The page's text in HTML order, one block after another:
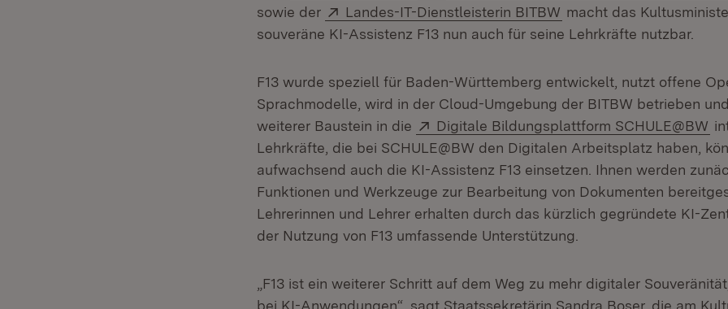
sowie der
Extern:
Landes-IT-Dienstleisterin BITBW (Öffnet in neuem
macht das
souveräne KI-Assistenz F13 nun auch für seine Lehrkräfte nutzbar.
F13 wurde speziell für Baden-Württemberg entwickelt, nutzt offene
Sprachmodelle, wird in der Cloud-Umgebung der BITBW betrieben
weiterer Baustein in die
Extern:
Digitale Bildungsplattform SCHULE@BW
Lehrkräfte, die bei SCHULE@BW den Digitalen Arbeitsplatz haben,
aufwachsend auch die KI-Assistenz F13 einsetzen. Ihnen werden
Funktionen und Werkzeuge zur Bearbeitung von Dokumenten
Lehrerinnen und Lehrer erhalten durch das kürzlich gegründete KI-
der Nutzung von F13 umfassende Unterstützung.
„F13 ist ein weiterer Schritt auf dem Weg zu mehr digitaler
bei KI-Anwendungen“, sagt Staatssekretärin Sandra Boser, die am